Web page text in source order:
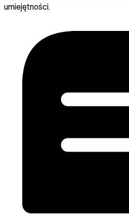
umiejętności.